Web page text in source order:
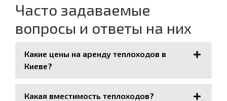
Часто задаваемые
вопросы и ответы на них
Какие цены на аренду теплоходов в
Киеве?
Какая вместимость теплоходов?